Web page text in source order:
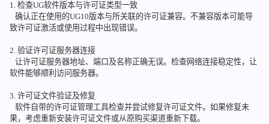
1. 检查UG软件版本与许可证类型一致
确认正在使用的UG10版本与所关联的许可证兼容。不兼容版本可能导
致许可证激活或使用过程中出现错误。
2. 验证许可证服务器连接
让许可证服务器地址、端口及名称正确无误。检查网络连接稳定性，让
软件能够顺利访问服务器。
3. 许可证文件验证及修复
软件自带的许可证管理工具检查并尝试修复许可证文件。如果修复未
果，考虑重新安装许可证文件或从原购买渠道重新下载。